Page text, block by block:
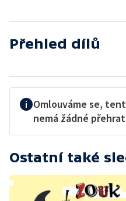
Přehled dílů
Omlouváme se,
nemá žádné
Ostatní také